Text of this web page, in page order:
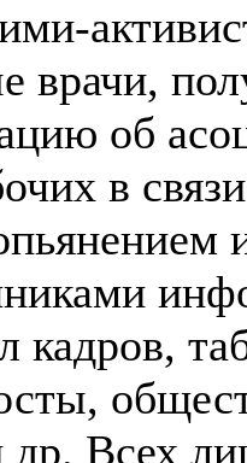
врачи,
об
в
кадров,
др. Всех